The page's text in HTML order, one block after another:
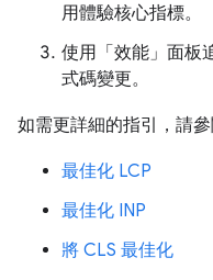
用體驗核心指標。
使用「效能」面板
式碼變更。
如需更詳細的指引，請參
最佳化 LCP
最佳化 INP
將 CLS 最佳化